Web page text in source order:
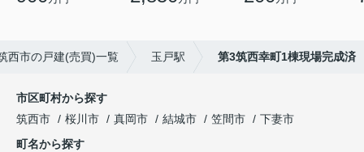
西市の戸建(売買)一覧 玉戸駅 第3筑西幸町1棟現場完成済
市区町村から探す
筑西市
桜川市 真岡市 結城市 笠間市
下妻市
町名から探す